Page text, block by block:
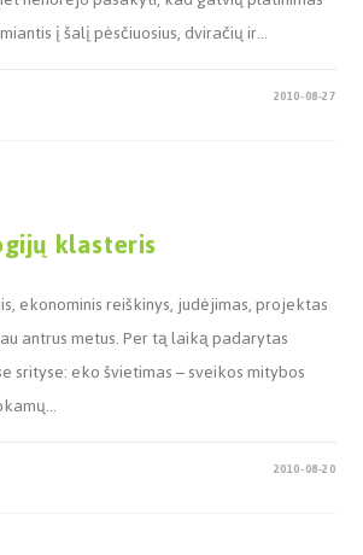
į šalį pėsčiuosius, dviračių ir…
2010-08-27
klasteris
ekonominis reiškinys, judėjimas, projektas
antrus metus. Per tą laiką padarytas
srityse: eko švietimas – sveikos mitybos
2010-08-20